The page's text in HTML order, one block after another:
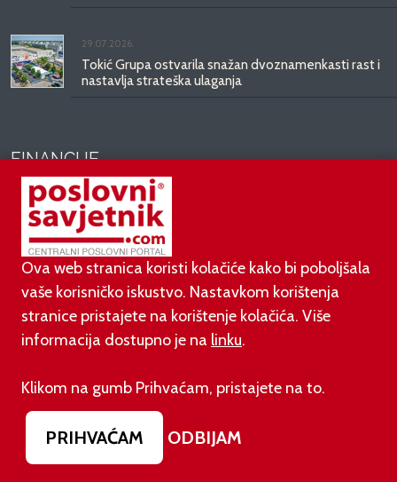
29.07.2026.
Tokić Grupa ostvarila snažan dvoznamenkasti rast i
nastavlja strateška ulaganja
FINANCIJE
07.08.2026.
Pokazatelji uspješnosti poslovanja poduzetnika
Hrvatske u 2025. godini
07.08.2026.
Valamar u prvih šest mjeseci 2026. godine zabilježio
rast od 10%
06.08.2026.
Poslovni rezultati OTP Grupe za prvo polugodište
2026. godine
Ova web stranica koristi kolačiće kako bi poboljšala
vaše korisničko iskustvo. Nastavkom korištenja
stranice pristajete na korištenje kolačića. Više
informacija dostupno je na linku.
Klikom na gumb Prihvaćam, pristajete na to.
PRIHVAĆAM ODBIJAM